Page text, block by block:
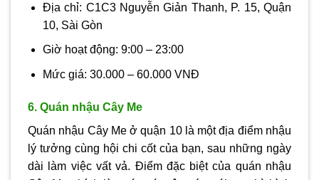
Địa chỉ: C1C3 Nguyễn Giản Thanh, P. 15, Quận
10, Sài Gòn
Giờ hoạt động: 9:00 – 23:00
Mức giá: 30.000 – 60.000 VNĐ
6. Quán nhậu Cây Me
Quán nhậu Cây Me ở quận 10 là một địa điểm nhậu
lý tưởng cùng hội chi cốt của bạn, sau những ngày
dài làm việc vất vả. Điểm đặc biệt của quán nhậu